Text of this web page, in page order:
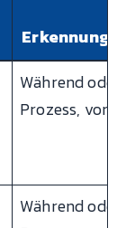
Während
Prozess, vor
Während